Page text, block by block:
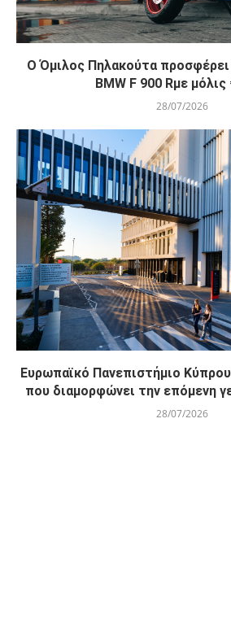
O Όμιλος Πηλακούτα
BMW F 900 Rμε μόλις
28/07/2026
Ευρωπαϊκό Πανεπιστήμιο
που διαμορφώνει την επόμενη
28/07/2026